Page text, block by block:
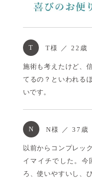
T T様 ／ 22歳
施術も考えたけど、
てるの？といわれる
いです。
N N様 ／ 37歳
以前からコンプレッ
イマイチでした。今
ろ、使いやすいし、